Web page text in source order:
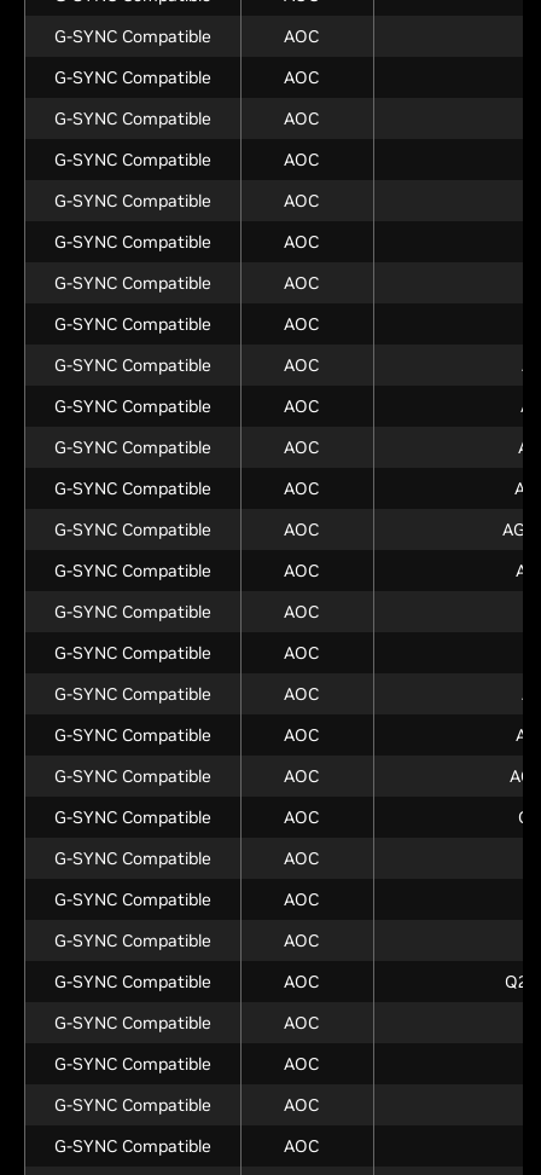
G-SYNC Compatible
AOC
G-SYNC Compatible
AOC
G-SYNC Compatible
AOC
G-SYNC Compatible
AOC
G-SYNC Compatible
AOC
G-SYNC Compatible
AOC
G-SYNC Compatible
AOC
G-SYNC Compatible
AOC
G-SYNC Compatible
AOC
G-SYNC Compatible
AOC
G-SYNC Compatible
AOC
G-SYNC Compatible
AOC
G-SYNC Compatible
AOC
G-SYNC Compatible
AOC
G-SYNC Compatible
AOC
G-SYNC Compatible
AOC
G-SYNC Compatible
AOC
G-SYNC Compatible
AOC
G-SYNC Compatible
AOC
G-SYNC Compatible
AOC
G-SYNC Compatible
AOC
G-SYNC Compatible
AOC
G-SYNC Compatible
AOC
G-SYNC Compatible
AOC
G-SYNC Compatible
AOC
G-SYNC Compatible
AOC
G-SYNC Compatible
AOC
G-SYNC Compatible
AOC